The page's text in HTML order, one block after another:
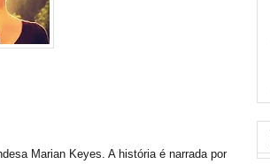
Marian Keyes. A história é narrada por